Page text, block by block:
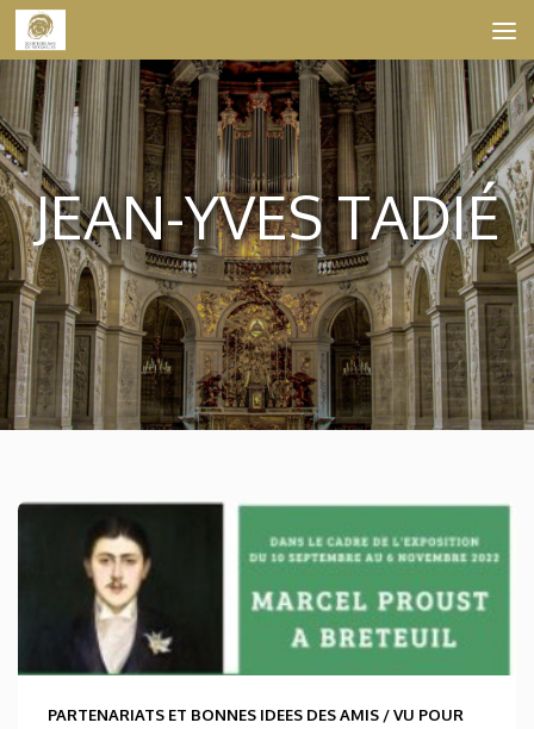
Skip to content
JEAN-YVES TADIÉ
PARTENARIATS ET BONNES IDEES DES AMIS /VU POUR